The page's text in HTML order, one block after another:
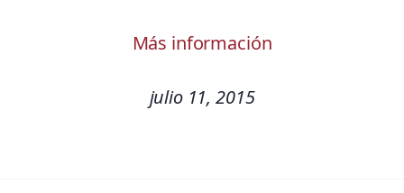
Más información
julio 11, 2015